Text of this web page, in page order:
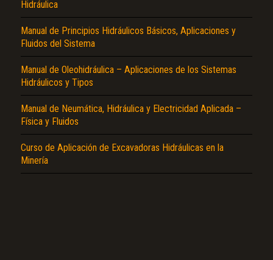
Hidráulica
Manual de Principios Hidráulicos Básicos, Aplicaciones y
Fluidos del Sistema
Manual de Oleohidráulica – Aplicaciones de los Sistemas
Hidráulicos y Tipos
Manual de Neumática, Hidráulica y Electricidad Aplicada –
Física y Fluidos
Curso de Aplicación de Excavadoras Hidráulicas en la
Minería
El Título es incorrecto según el contenido.
Texto o Imagen de portada son erróneos.
No carga o no se visualiza el contenido.